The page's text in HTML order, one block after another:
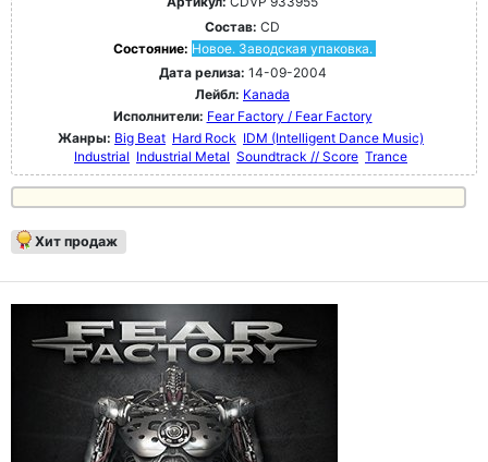
Состав: CD
Состояние: Новое. Заводская упаковка.
Дата релиза: 14-09-2004
Лейбл: Kanada
Исполнители: Fear Factory / Fear Factory
Жанры: Big Beat Hard Rock IDM (Intelligent Dance Music)
Industrial Industrial Metal Soundtrack // Score Trance
Хит продаж